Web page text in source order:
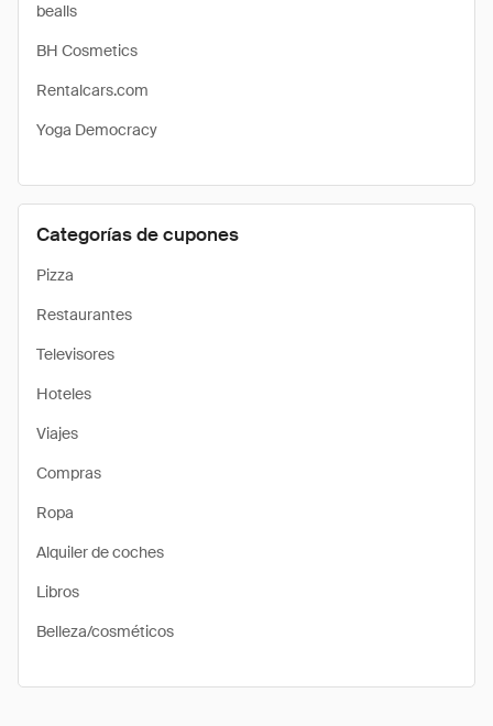
bealls
BH Cosmetics
Rentalcars.com
Yoga Democracy
Categorías de cupones
Pizza
Restaurantes
Televisores
Hoteles
Viajes
Compras
Ropa
Alquiler de coches
Libros
Belleza/cosméticos